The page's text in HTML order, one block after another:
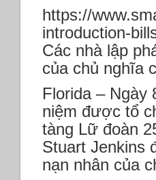
https://
introduction-
Các nhà lập
của chủ nghĩa
Florida – Ngày
niệm được tổ
tàng Lữ đoàn
Stuart Jenkins
nạn nhân của